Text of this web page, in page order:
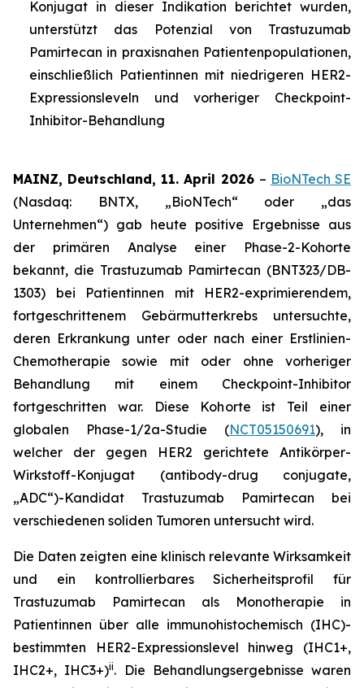
Konjugat in dieser Indikation berichtet wurden,
unterstützt das Potenzial von Trastuzumab
Pamirtecan in praxisnahen Patientenpopulationen,
einschließlich Patientinnen mit niedrigeren HER2-
Expressionsleveln und vorheriger Checkpoint-
Inhibitor-Behandlung
MAINZ, Deutschland, 11.April 2026 – BioNTech SE
(Nasdaq: BNTX, „BioNTech“ oder „das
Unternehmen“) gab heute positive Ergebnisse aus
der primären Analyse einer Phase-2-Kohorte
bekannt, die Trastuzumab Pamirtecan (BNT323/DB-
1303) bei Patientinnen mit HER2-exprimierendem,
fortgeschrittenem Gebärmutterkrebs untersuchte,
deren Erkrankung unter oder nach einer Erstlinien-
Chemotherapie sowie mit oder ohne vorheriger
Behandlung mit einem Checkpoint-Inhibitor
fortgeschritten war. Diese Kohorte ist Teil einer
globalen Phase-1/2a-Studie (NCT05150691), in
welcher der gegen HER2 gerichtete Antikörper-
Wirkstoff-Konjugat (antibody-drug conjugate,
„ADC“)-Kandidat Trastuzumab Pamirtecan bei
verschiedenen soliden Tumoren untersucht wird.
Die Daten zeigten eine klinisch relevante Wirksamkeit
und ein kontrollierbares Sicherheitsprofil für
Trastuzumab Pamirtecan als Monotherapie in
Patientinnen über alle immunohistochemisch (IHC)-
bestimmten HER2-Expressionslevel hinweg (IHC1+,
IHC2+, IHC3+)ii. Die Behandlungsergebnisse waren